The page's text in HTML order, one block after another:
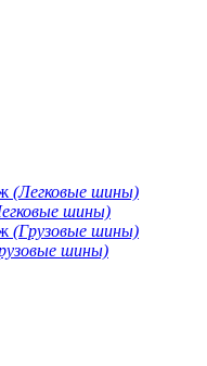
(Легковые шины)
шины)
(Грузовые шины)
шины)